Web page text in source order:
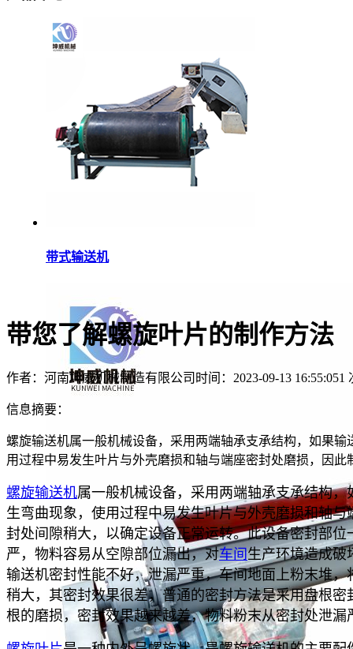
带式输送机
带您了解螺旋叶片的制作方法
作者：河南坤威机械制造有限公司 时间：2023-09-13 16:55:051
信息摘要：
螺旋输送机属一般机械设备，采用两端轴承支承结构，如果
用过程中易发生叶片与外壳磨损和轴与端座密封处磨损，因
螺旋输送机属一般机械设备，采用两端轴承支承结构
生弯曲现象，使用过程中易发生叶片与外壳磨损和轴
封处间隙稍大，以确定设备正常运转。此设备密封部
严，物料容易从空隙部位漏出，对车间生产环境造成破
输送机密封性能不好，泄漏严重，车间地面上粉末堆
稍大，其密封效果很差，普通的密封方法是采用盘根
根的磨损，密封效果越来越差，物料粉末从密封处泄